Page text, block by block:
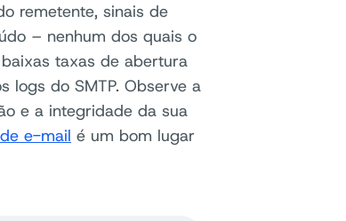
remetente, sinais de
– nenhum dos quais o
taxas de abertura
logs do SMTP. Observe a
e a integridade da sua
e-mail é um bom lugar